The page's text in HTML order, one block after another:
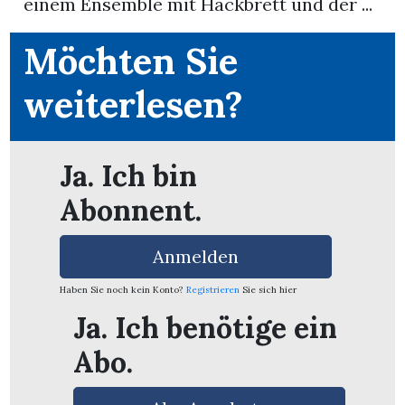
App
Möchten Sie
weiterlesen?
Ja. Ich bin
Abonnent.
Anmelden
Haben Sie noch kein Konto? Registrieren Sie sich hier
Ja. Ich benötige ein
Abo.